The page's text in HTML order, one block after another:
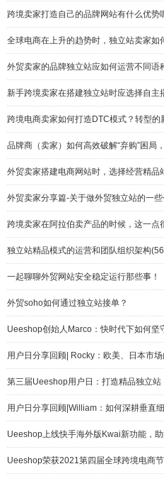
跨境卖家打造自己的品牌网站有什么优势
全球电商在上升的趋势时，独立站卖家如
外贸卖家的品牌独立站应如何运营不同语
子站？
新手跨境卖家在搭建独立站时应选择自主
台呢？
跨境电商卖家如何打造DTC模式？转型的
品牌商（卖家）如何高效破解“弃购”困局
长！
外贸卖家搭建电商网站时，选择经营精品
外贸卖家分享篇-关于做外贸独立站的一
跨境卖家在阿拉伯卖产品的时候，这一点
道！
独立站精品模式的运营和团队组织架构
一起聊聊外贸网站安全稳定运行那些事！
外贸soho如何通过独立站接单？
Ueeshop创始人Marco：快时代下如何坚
用户日分享回顾| Rocky：欧美、日本市
第三届Ueeshop用户日：打造精品独立站
向全球
用户日分享回顾|William：如何深耕垂直
Ueeshop上线快手海外版Kwai新功能，
蓝海！
Ueeshop荣获2021第四届全球跨境电商
商”奖